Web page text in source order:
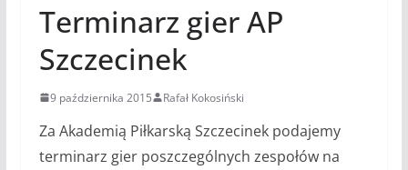
Terminarz gier AP
Szczecinek
9 października 2015 Rafał Kokosiński
Za Akademią Piłkarską Szczecinek podajemy
terminarz gier poszczególnych zespołów na